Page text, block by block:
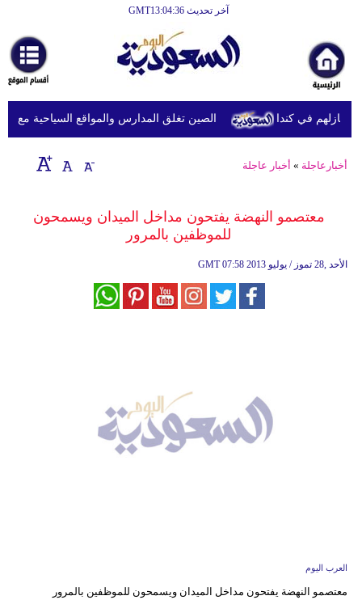
آخر تحديث GMT13:04:36
أخبارعاجلة
رياضة
ثقافة
إقتصاد
وموسيقى
الصين تغلق المدارس والمواقع السياحية مع
أخبارعاجلة » أخبار عاجلة
معتصمو النهضة يفتحون مداخل الميدان ويسمحون
للموظفين بالمرور
GMT 07:58 2013 الأحد ,28 تموز / يوليو
العرب اليوم
معتصمو النهضة يفتحون مداخل الميدان ويسمحون للموظفين بالمرور